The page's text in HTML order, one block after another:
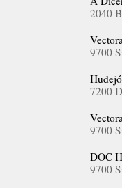
2040
9700
7200
9700
DOC
9700